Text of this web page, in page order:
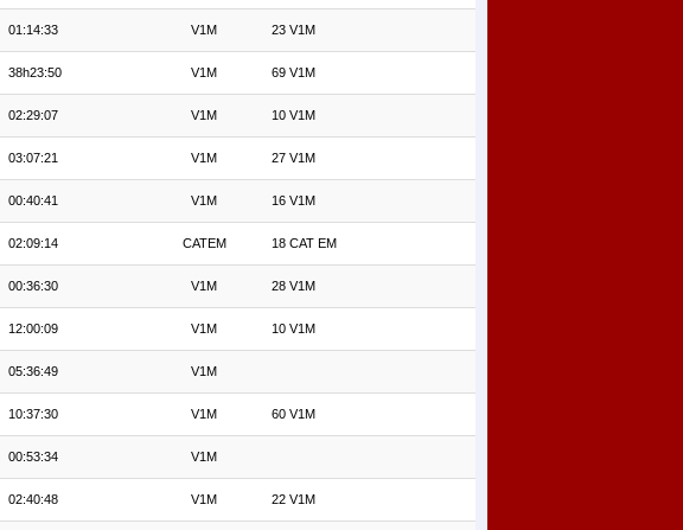
01:14:33 V1M 23 V1M
38h23:50 V1M 69 V1M
02:29:07 V1M 10 V1M
03:07:21 V1M 27 V1M
00:40:41 V1M 16 V1M
02:09:14 CATEM 18 CAT EM
00:36:30 V1M 28 V1M
12:00:09 V1M 10 V1M
05:36:49 V1M
10:37:30 V1M 60 V1M
00:53:34 V1M
02:40:48 V1M 22 V1M